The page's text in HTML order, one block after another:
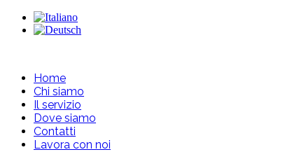
Home
Chi siamo
Il servizio
Dove siamo
Contatti
Lavora con noi